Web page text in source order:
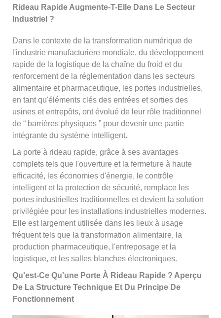
Rideau Rapide Augmente-T-Elle Dans Le Secteur
Industriel ?
Dans le contexte de la transformation numérique de
l'industrie manufacturière mondiale, du développement
rapide de la logistique de la chaîne du froid et du
renforcement de la réglementation dans les secteurs
alimentaire et pharmaceutique, les portes industrielles,
en tant qu'éléments clés des entrées et sorties des
usines et entrepôts, ont évolué de leur rôle traditionnel
de “ barrières physiques ” pour devenir une partie
intégrante du système intelligent.
La porte à rideau rapide, grâce à ses avantages
complets tels que l'ouverture et la fermeture à haute
efficacité, les économies d'énergie, le contrôle
intelligent et la protection de sécurité, remplace les
portes industrielles traditionnelles et devient la solution
privilégiée pour les installations industrielles modernes.
Elle est largement utilisée dans les lieux à usage
fréquent tels que la transformation alimentaire, la
production pharmaceutique, l'entreposage et la
logistique, et les salles blanches électroniques.
Qu'est-Ce Qu'une Porte À Rideau Rapide ? Aperçu
De La Structure Technique Et Du Principe De
Fonctionnement